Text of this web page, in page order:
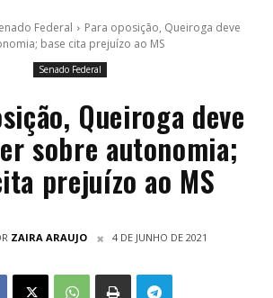
Federal
Para oposição, Queiroga deve
base cita prejuízo ao MS
Senado Federal
Queiroga deve
sobre autonomia;
prejuízo ao MS
ZAIRA ARAUJO 4 DE JUNHO DE 2021